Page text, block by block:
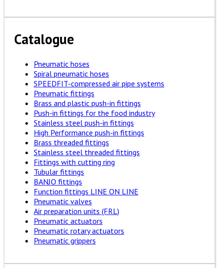
Catalogue
Pneumatic hoses
Spiral pneumatic hoses
SPEEDFIT-compressed air pipe systems
Pneumatic fittings
Brass and plastic push-in fittings
Push-in fittings for the food industry
Stainless steel push-in fittings
High Performance push-in fittings
Brass threaded fittings
Stainless steel threaded fittings
Fittings with cutting ring
Tubular fittings
BANJO fittings
Function fittings LINE ON LINE
Pneumatic valves
Air preparation units (FRL)
Pneumatic actuators
Pneumatic rotary actuators
Pneumatic grippers